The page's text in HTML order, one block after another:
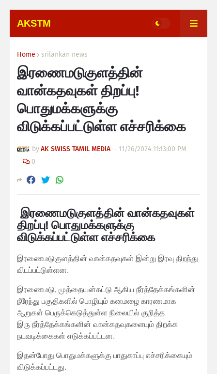
AKSTM
Home srilankan news
இரணைமடுகுளத்தின்
வான்கதவுகள் திறப்பு!
பொதுமக்களுக்கு
விடுக்கப்பட்டுள்ள எச்சரிக்கை
byAK SWISS TAMIL MEDIA— 11/26/2024 11:13:00 PM
0
இரணைமடுகுளத்தின் வான்கதவுகள்
திறப்பு! பொதுமக்களுக்கு
விடுக்கப்பட்டுள்ள எச்சரிக்கை
இரணைமடுகுளத்தின் வான்கதவுகள் இன்று இரவு திறந்து
விடப்பட்டுள்ளன.
இரணைமடு, முத்தையன்கட்டு ஆகிய நீர்த்தேக்கங்களின்
நீரேந்து பகுதிகளில் பொழியும் கனமழை காரணமாக
ஆறுகள் பெருக்கெடுத்துள்ள நிலையில் குறித்த
இரு நீர்த்தேக்கங்களின் வான்கதவுகளையும் திறக்க
நடவடிக்கைகள் எடுக்கப்பட்டன.
இதன்போது பொதுமக்களுக்கு பாதுகாப்பு எச்சரிக்கையும்
விடுக்கப்பட்டது.